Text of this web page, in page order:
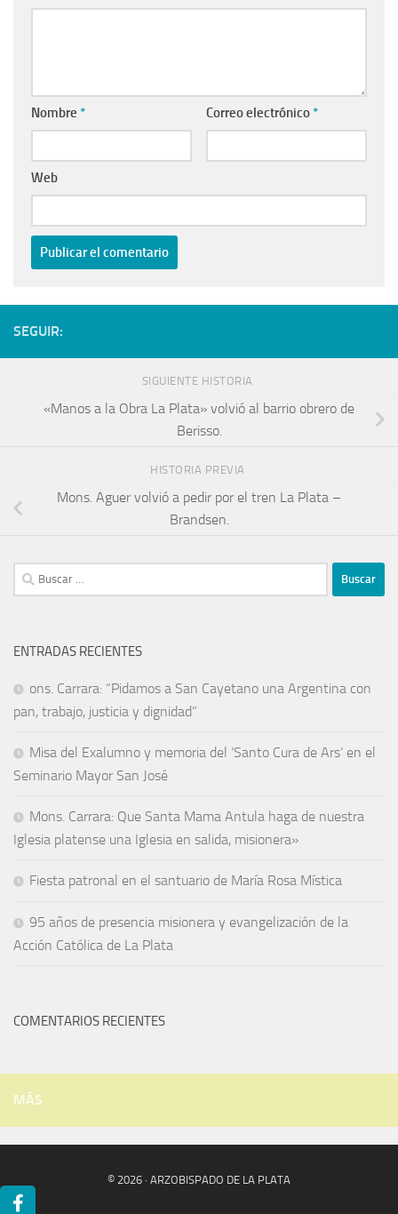
Nombre * Correo electrónico *
Web
SEGUIR:
SIGUIENTE HISTORIA
«Manos a la Obra La Plata» volvió al barrio obrero de
Berisso.
HISTORIA PREVIA
Mons. Aguer volvió a pedir por el tren La Plata –
Brandsen.
ENTRADAS RECIENTES
ons. Carrara: “Pidamos a San Cayetano una Argentina con
pan, trabajo, justicia y dignidad”
Misa del Exalumno y memoria del ‘Santo Cura de Ars’ en el
Seminario Mayor San José
Mons. Carrara: Que Santa Mama Antula haga de nuestra
Iglesia platense una Iglesia en salida, misionera»
Fiesta patronal en el santuario de María Rosa Mística
95 años de presencia misionera y evangelización de la
Acción Católica de La Plata
COMENTARIOS RECIENTES
MÁS
© 2026 · ARZOBISPADO DE LA PLATA